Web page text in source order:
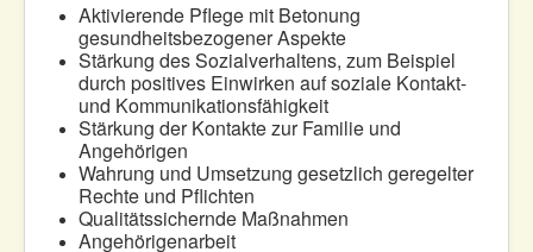
Aktivierende Pflege mit Betonung
gesundheitsbezogener Aspekte
Stärkung des Sozialverhaltens, zum Beispiel
durch positives Einwirken auf soziale Kontakt-
und Kommunikationsfähigkeit
Stärkung der Kontakte zur Familie und
Angehörigen
Wahrung und Umsetzung gesetzlich geregelter
Rechte und Pflichten
Qualitätssichernde Maßnahmen
Angehörigenarbeit